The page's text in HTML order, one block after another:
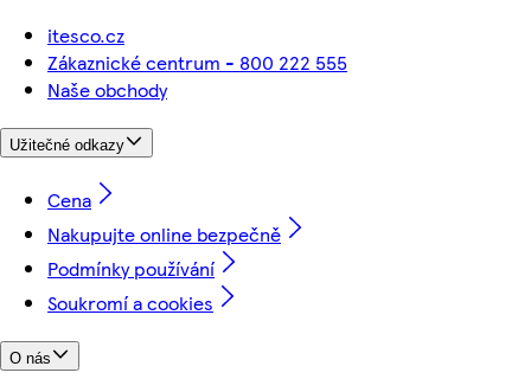
itesco.cz
Zákaznické centrum - 800 222 555
Naše obchody
Užitečné odkazy
Cena
Nakupujte online bezpečně
Podmínky používání
Soukromí a cookies
O nás